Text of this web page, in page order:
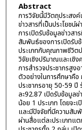
Abstract
การวิจัยนี้มีวัตถุประสง
ข่าวสารที่เป็นประโยช
การเปิดรับข้อมูลข่าวสา
สัมพันธ์ของการเปิดรับ
ประเภทกับคุณภาพชีวิตป
วิจัยเชิงปริมาณและเชิ
การสำรวจประชากรสูง
ตัวอย่างในการศึกษาคื
ประชากรอายุ 50-59 ปี
ละ92.87 เปิดรับข้อมูลข่
น้อย 1 ประเภท โดยจะ
และมีปัจจัยที่มีความสัม
ผ่านสื่อแต่ละประเภทแ